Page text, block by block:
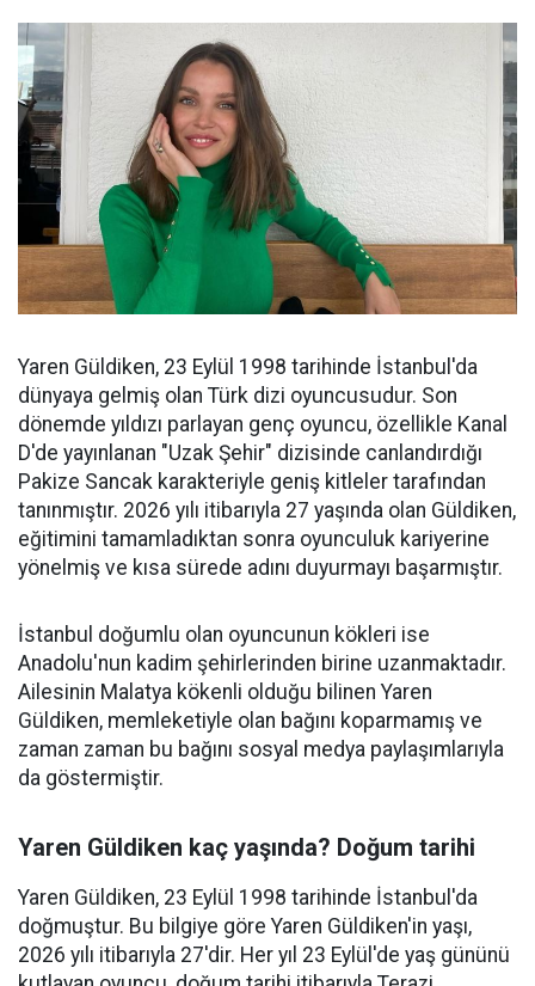
Yaren Güldiken, 23 Eylül 1998 tarihinde İstanbul'da
dünyaya gelmiş olan Türk dizi oyuncusudur. Son
dönemde yıldızı parlayan genç oyuncu, özellikle Kanal
D'de yayınlanan "Uzak Şehir" dizisinde canlandırdığı
Pakize Sancak karakteriyle geniş kitleler tarafından
tanınmıştır. 2026 yılı itibarıyla 27 yaşında olan Güldiken,
eğitimini tamamladıktan sonra oyunculuk kariyerine
yönelmiş ve kısa sürede adını duyurmayı başarmıştır.
İstanbul doğumlu olan oyuncunun kökleri ise
Anadolu'nun kadim şehirlerinden birine uzanmaktadır.
Ailesinin Malatya kökenli olduğu bilinen Yaren
Güldiken, memleketiyle olan bağını koparmamış ve
zaman zaman bu bağını sosyal medya paylaşımlarıyla
da göstermiştir.
Yaren Güldiken kaç yaşında? Doğum tarihi
Yaren Güldiken, 23 Eylül 1998 tarihinde İstanbul'da
doğmuştur. Bu bilgiye göre Yaren Güldiken'in yaşı,
2026 yılı itibarıyla 27'dir. Her yıl 23 Eylül'de yaş gününü